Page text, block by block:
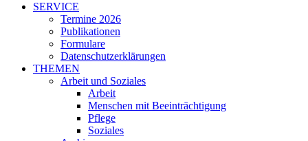
SERVICE
Termine 2026
Publikationen
Formulare
Datenschutzerklärungen
THEMEN
Arbeit und Soziales
Arbeit
Menschen mit Beeinträchtigung
Pflege
Soziales